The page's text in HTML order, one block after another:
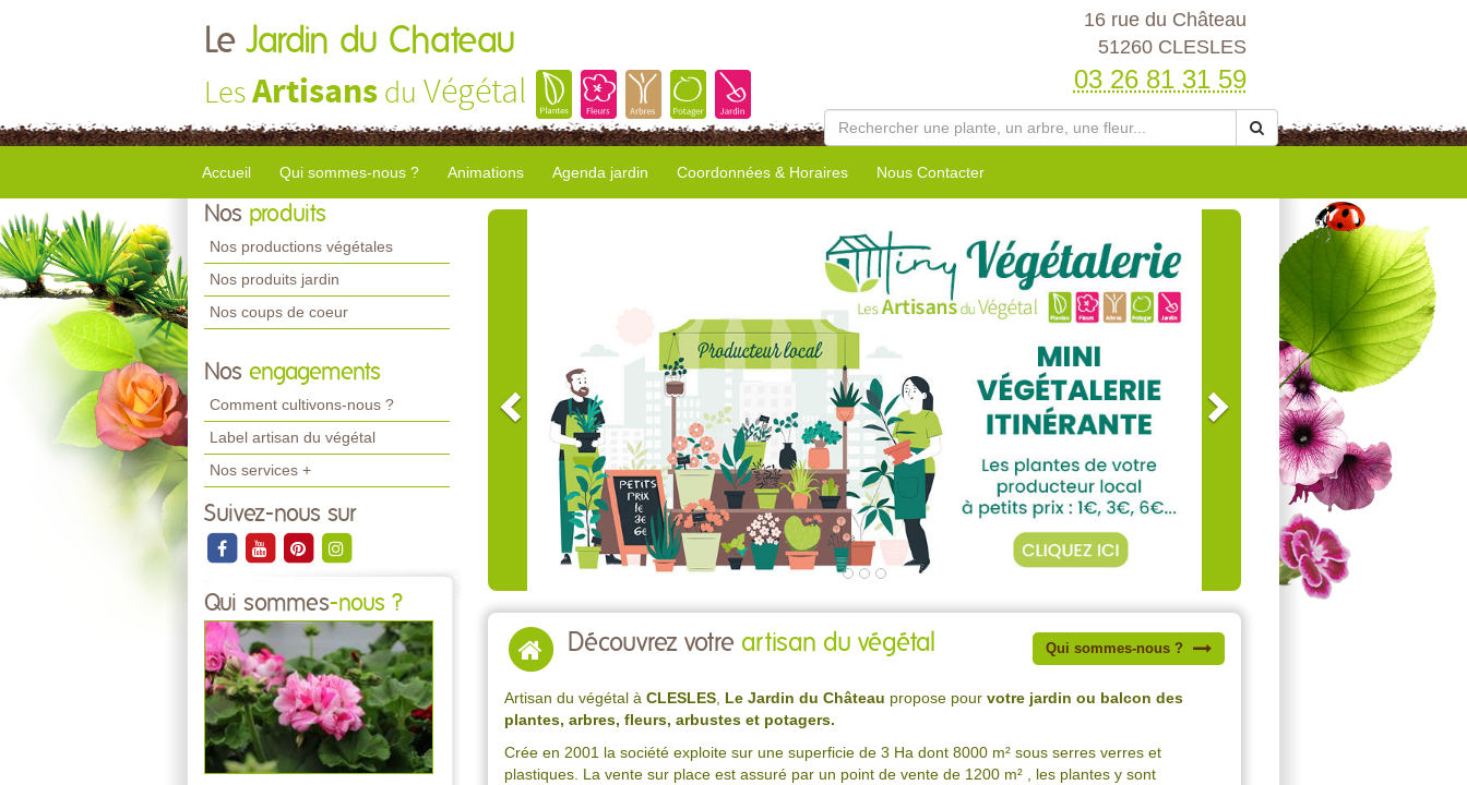
Le Jardin du Chateau
LesArtisans du Végétal
16 rue du Château
51260 CLESLES
03 26 81 31 59
Accueil Qui sommes-nous ? Animations Agenda jardin Coordonnées & Horaires Nous Contacter
Nos produits
Nos productions végétales
Nos produits jardin
Nos coups de coeur
Nos engagements
Comment cultivons-nous ?
Label artisan du végétal
Nos services +
Suivez-nous sur
Qui sommes-nous ?
Next
Découvrez votre artisan du végétal Qui sommes-nous ?
Artisan du végétal à CLESLES Le Jardin du Château propose pour votre jardin ou balcon des
plantes, arbres, fleurs, arbustes et potagers.
Crée en 2001 la société exploite sur une superficie de 3 Ha dont 8000 m² sous serres verres et
plastiques. La vente sur place est assuré par un point de vente de 1200 m² , les plantes y sont